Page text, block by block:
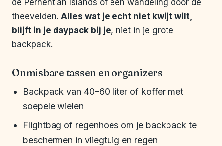
de Perhentian Islands of een wandeling door de
theevelden. Alles wat je echt niet kwijt wilt,
blijft in je daypack bij je, niet in je grote
backpack.
Onmisbare tassen en organizers
Backpack van 40–60 liter of koffer met
soepele wielen
Flightbag of regenhoes om je backpack te
beschermen in vliegtuig en regen